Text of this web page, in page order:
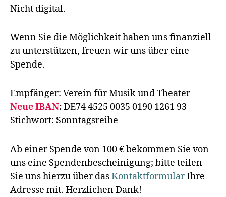
Nicht digital.
Wenn Sie die Möglichkeit haben uns finanziell
zu unterstützen, freuen wir uns über eine
Spende.
Empfänger: Verein für Musik und Theater
Neue IBAN:DE74 4525 0035 0190 1261 93
Stichwort: Sonntagsreihe
Ab einer Spende von 100 € bekommen Sie von
uns eine Spendenbescheinigung; bitte teilen
Sie uns hierzu über dasKontaktformularIhre
Adresse mit. Herzlichen Dank!